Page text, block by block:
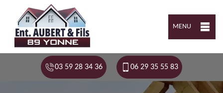
MENU
03 59 28 34 36 06 29 35 55 83